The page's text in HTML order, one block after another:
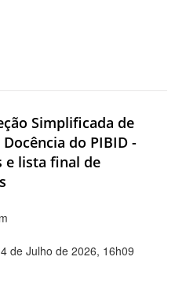
Simplificada de
do PIBID -
e lista final de
de Julho de 2026, 16h09